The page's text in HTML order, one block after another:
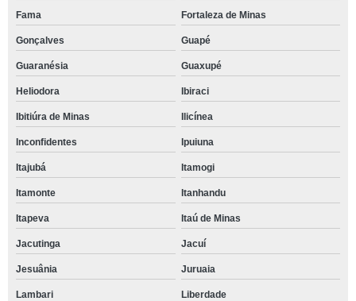
Fama Fortaleza de Minas
Gonçalves Guapé
Guaranésia Guaxupé
Heliodora Ibiraci
Ibitiúra de Minas Ilicínea
Inconfidentes Ipuiuna
Itajubá Itamogi
Itamonte Itanhandu
Itapeva Itaú de Minas
Jacutinga Jacuí
Jesuânia Juruaia
Lambari Liberdade